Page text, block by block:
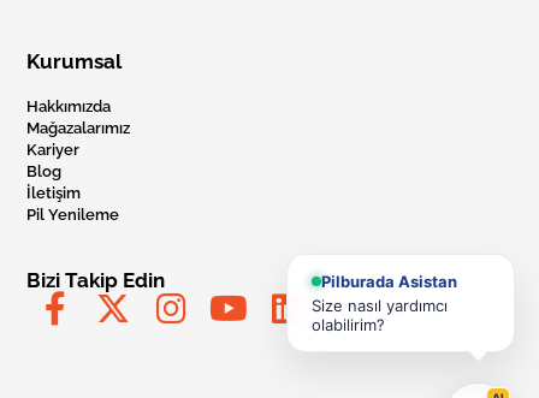
Kurumsal
Hakkımızda
Mağazalarımız
Kariyer
Blog
İletişim
Pil Yenileme
Bizi Takip Edin
Pilburada Asistan
Size nasıl yardımcı
olabilirim?